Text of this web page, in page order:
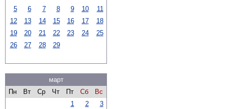
5
6 7 8 9 10
11
12
13 14 15 16 17
18
19
20 21 22 23 24
25
26
27 28 29
март
Пн
Вт Ср Чт Пт Сб
Вс
1
2
3